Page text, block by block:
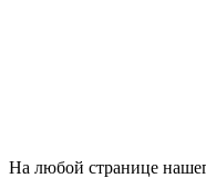
На любой странице